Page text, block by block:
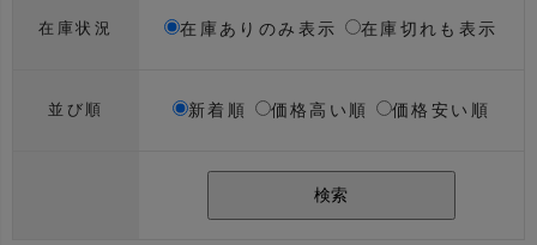
在庫状況 在庫ありのみ表示 在庫切れも表示
並び順 新着順 価格高い順 価格安い順
検索